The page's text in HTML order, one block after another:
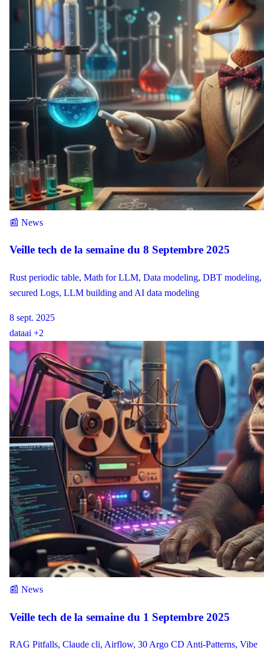
📰 News
Veille tech de la semaine du 8 Septembre 2025
Rust periodic table, Math for LLM, Data modeling, DBT modeling,
secured Logs, LLM building and AI data modeling
8 sept. 2025
dataai +2
📰 News
Veille tech de la semaine du 1 Septembre 2025
RAG Pitfalls, Claude cli, Airflow, 30 Argo CD Anti-Patterns, Vibe